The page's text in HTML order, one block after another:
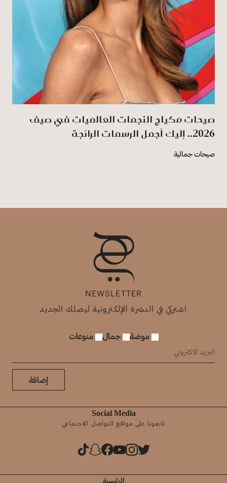
صيحات مكياج النجمات العالميات في صيف
2026.. إليك أجمل الرسمات الرائجة
صيحات جمالية
NEWSLETTER
اشتركي في النشرة الإلكترونية ليصلك الجديد
موضة جمال منوعات
إضافة
Social Media
تابعونا على مواقع التواصل الاجتماعي
الرئيسية